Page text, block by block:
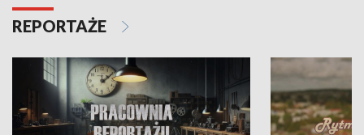
REPORTAŻE